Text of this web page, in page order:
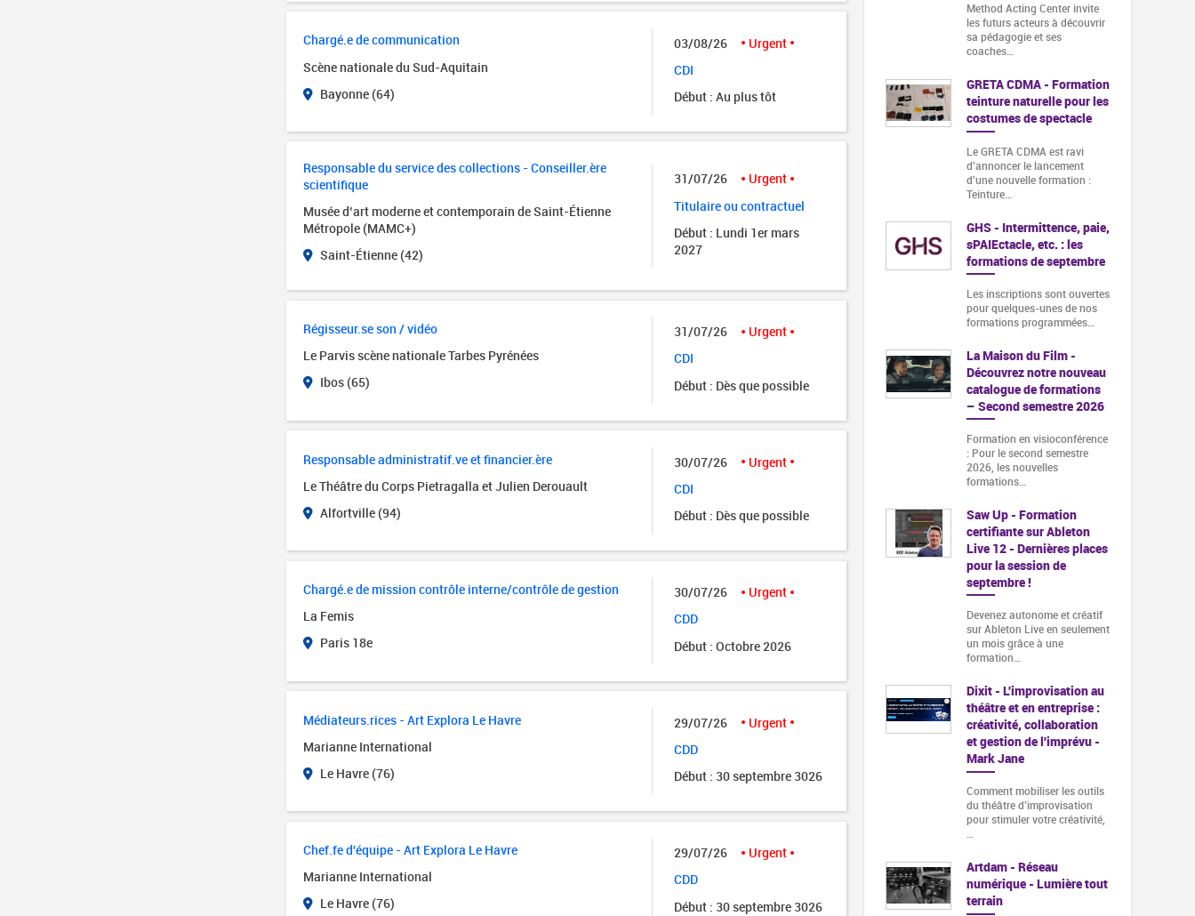
Chargé.e de communication
Scène nationale du Sud-Aquitain
Bayonne (64)
03/08/26
Urgent
CDI
Début : Au plus tôt
Responsable du service des collections - Conseiller.ère
scientifique
Musée d’art moderne et contemporain de Saint-Étienne
Métropole (MAMC+)
Saint-Étienne (42)
31/07/26
Urgent
Titulaire ou contractuel
Début : Lundi 1er mars
2027
Régisseur.se son / vidéo
Le Parvis scène nationale Tarbes Pyrénées
Ibos (65)
31/07/26
Urgent
CDI
Début : Dès que possible
Responsable administratif.ve et financier.ère
Le Théâtre du Corps Pietragalla et Julien Derouault
Alfortville (94)
30/07/26
Urgent
CDI
Début : Dès que possible
Chargé.e de mission contrôle interne/contrôle de gestion
La Femis
Paris 18e
30/07/26
Urgent
CDD
Début : Octobre 2026
Médiateurs.rices - Art Explora Le Havre
Marianne International
Le Havre (76)
29/07/26
Urgent
CDD
Début : 30 septembre 3026
Chef.fe d'équipe - Art Explora Le Havre
Marianne International
Le Havre (76)
29/07/26
Urgent
CDD
Début : 30 septembre 3026
Method Acting Center invite
les futurs acteurs à découvrir
sa pédagogie et ses
coaches…
GRETA CDMA - Formation
teinture naturelle pour les
costumes de spectacle
Le GRETA CDMA est ravi
d'annoncer le lancement
d'une nouvelle formation :
Teinture…
GHS - Intermittence, paie,
sPAIEctacle, etc. : les
formations de septembre
Les inscriptions sont ouvertes
pour quelques-unes de nos
formations programmées…
La Maison du Film -
Découvrez notre nouveau
catalogue de formations
– Second semestre 2026
Formation en visioconférence
: Pour le second semestre
2026, les nouvelles
formations…
Saw Up - Formation
certifiante sur Ableton
Live 12 - Dernières places
pour la session de
septembre !
Devenez autonome et créatif
sur Ableton Live en seulement
un mois grâce à une
formation…
Dixit - L'improvisation au
théâtre et en entreprise :
créativité, collaboration
et gestion de l'imprévu -
Mark Jane
Comment mobiliser les outils
du théâtre d’improvisation
pour stimuler votre créativité,
…
Artdam - Réseau
numérique - Lumière tout
terrain